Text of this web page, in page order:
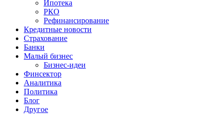
Ипотека
РКО
Рефинансирование
Кредитные новости
Страхование
Банки
Малый бизнес
Бизнес-идеи
Финсектор
Аналитика
Политика
Блог
Другое